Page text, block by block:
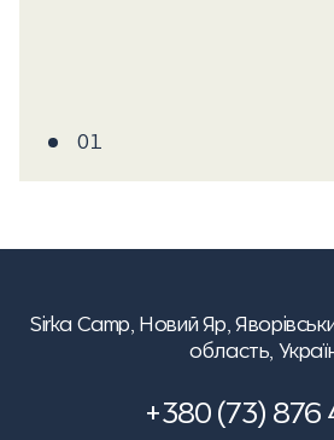
01
Sirka Camp, Новий Яр,
область,
+380 (73) 876